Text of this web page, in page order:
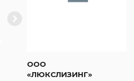
ООО
«ЛЮКСЛИЗИНГ»